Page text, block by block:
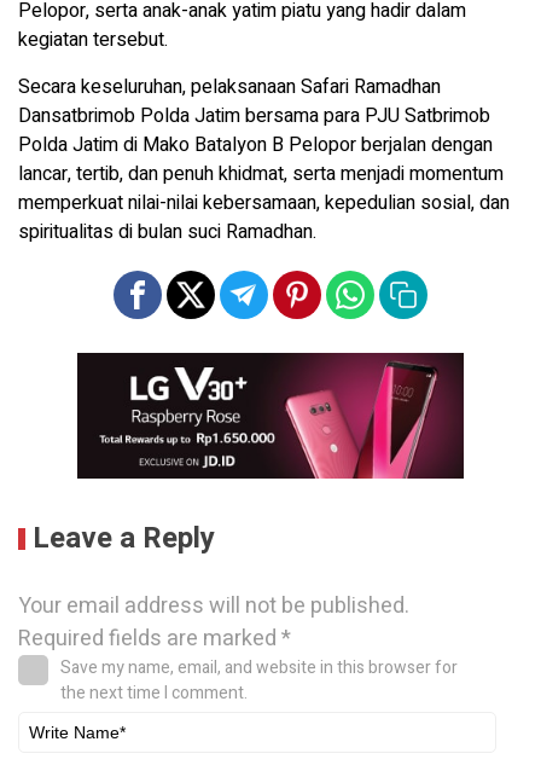
Pelopor, serta anak-anak yatim piatu yang hadir dalam
kegiatan tersebut.
Secara keseluruhan, pelaksanaan Safari Ramadhan
Dansatbrimob Polda Jatim bersama para PJU Satbrimob
Polda Jatim di Mako Batalyon B Pelopor berjalan dengan
lancar, tertib, dan penuh khidmat, serta menjadi momentum
memperkuat nilai-nilai kebersamaan, kepedulian sosial, dan
spiritualitas di bulan suci Ramadhan.
Leave a Reply
Your email address will not be published.
Required fields are marked*
Save my name, email, and website in this browser for
the next time I comment.